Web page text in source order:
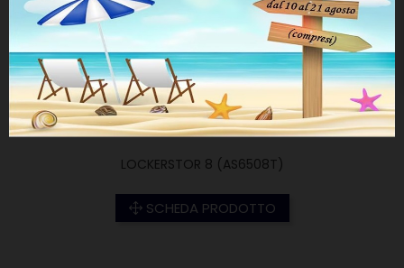
LOCKERSTOR 8 (AS6508T)
SCHEDA PRODOTTO